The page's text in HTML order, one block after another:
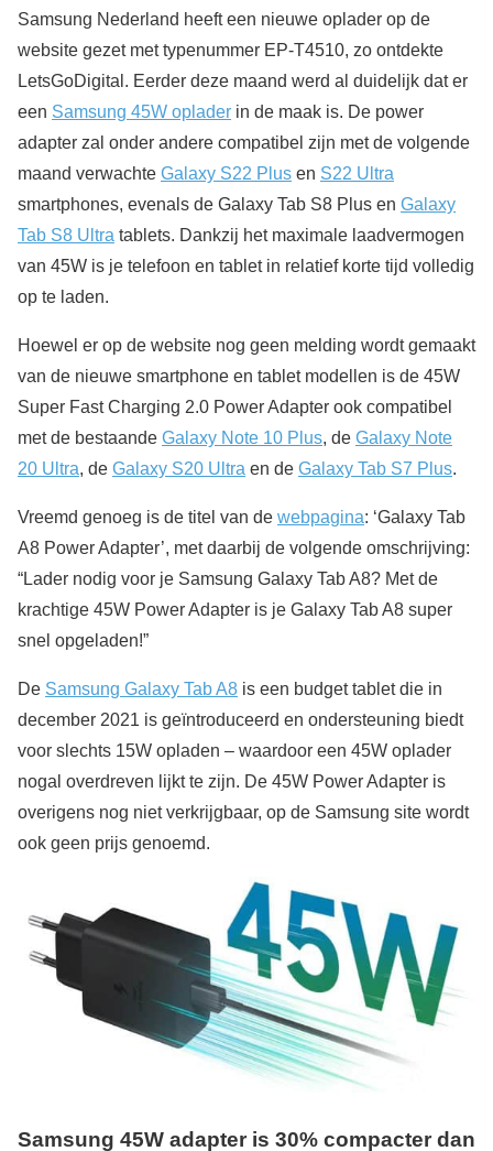
Samsung Nederland heeft een nieuwe oplader op de
website gezet met typenummer EP-T4510, zo ontdekte
LetsGoDigital. Eerder deze maand werd al duidelijk dat er
een Samsung 45W oplader in de maak is. De power
adapter zal onder andere compatibel zijn met de volgende
maand verwachte Galaxy S22 Plus en S22 Ultra
smartphones, evenals de Galaxy Tab S8 Plus en Galaxy
Tab S8 Ultra tablets. Dankzij het maximale laadvermogen
van 45W is je telefoon en tablet in relatief korte tijd volledig
op te laden.
Hoewel er op de website nog geen melding wordt gemaakt
van de nieuwe smartphone en tablet modellen is de 45W
Super Fast Charging 2.0 Power Adapter ook compatibel
met de bestaande Galaxy Note 10 Plus, de Galaxy Note
20 Ultra, de Galaxy S20 Ultra en de Galaxy Tab S7 Plus.
Vreemd genoeg is de titel van de webpagina: ‘Galaxy Tab
A8 Power Adapter’, met daarbij de volgende omschrijving:
“Lader nodig voor je Samsung Galaxy Tab A8? Met de
krachtige 45W Power Adapter is je Galaxy Tab A8 super
snel opgeladen!”
De Samsung Galaxy Tab A8 is een budget tablet die in
december 2021 is geïntroduceerd en ondersteuning biedt
voor slechts 15W opladen – waardoor een 45W oplader
nogal overdreven lijkt te zijn. De 45W Power Adapter is
overigens nog niet verkrijgbaar, op de Samsung site wordt
ook geen prijs genoemd.
Samsung 45W adapter is 30% compacter dan